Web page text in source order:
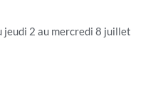
jeudi 2 au mercredi 8 juillet